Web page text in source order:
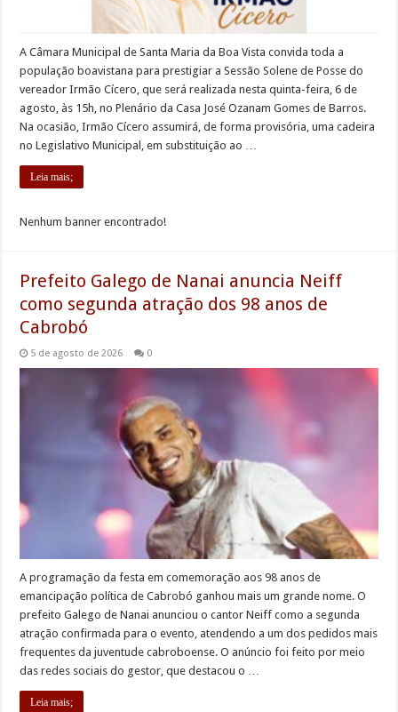
A Câmara Municipal de Santa Maria da Boa Vista convida toda a
população boavistana para prestigiar a Sessão Solene de Posse do
vereador Irmão Cícero, que será realizada nesta quinta-feira, 6 de
agosto, às 15h, no Plenário da Casa José Ozanam Gomes de Barros.
Na ocasião, Irmão Cícero assumirá, de forma provisória, uma cadeira
no Legislativo Municipal, em substituição ao …
Leia mais;
Nenhum banner encontrado!
Prefeito Galego de Nanai anuncia Neiff
como segunda atração dos 98 anos de
Cabrobó
5 de agosto de 2026 0
A programação da festa em comemoração aos 98 anos de
emancipação política de Cabrobó ganhou mais um grande nome. O
prefeito Galego de Nanai anunciou o cantor Neiff como a segunda
atração confirmada para o evento, atendendo a um dos pedidos mais
frequentes da juventude cabroboense. O anúncio foi feito por meio
das redes sociais do gestor, que destacou o …
Leia mais;